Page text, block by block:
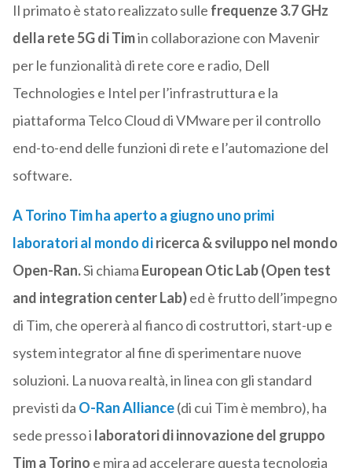
Il primato è stato realizzato sulle frequenze 3.7 GHz
della rete 5G di Timin collaborazione con Mavenir
per le funzionalità di rete core e radio, Dell
Technologies e Intel per l’infrastruttura e la
piattaforma Telco Cloud di VMware per il controllo
end-to-end delle funzioni di rete e l’automazione del
software.
A Torino Tim ha aperto a giugno uno primi
laboratori al mondo diricerca & sviluppo nel mondo
Open-Ran.Si chiama European Otic Lab (Open test
and integration center Lab)ed è frutto dell’impegno
di Tim, che opererà al fianco di costruttori, start-up e
system integrator al fine di sperimentare nuove
soluzioni. La nuova realtà, in linea con gli standard
previsti da O-Ran Alliance(di cui Tim è membro), ha
sede presso i laboratori di innovazione del gruppo
Tim a Torino e mira ad accelerare questa tecnologia